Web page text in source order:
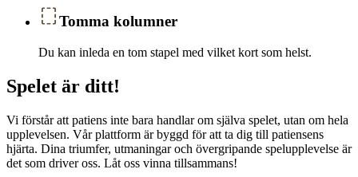
Tomma kolumner
Du kan inleda en tom stapel med vilket kort som helst.
Spelet är ditt!
Vi förstår att patiens inte bara handlar om själva spelet, utan om hela
upplevelsen. Vår plattform är byggd för att ta dig till patiensens
hjärta. Dina triumfer, utmaningar och övergripande spelupplevelse är
det som driver oss. Låt oss vinna tillsammans!